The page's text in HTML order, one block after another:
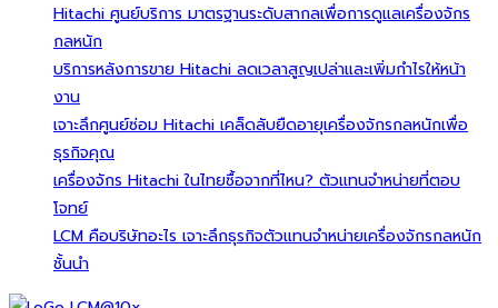
Hitachi ศูนย์บริการ มาตรฐานระดับสากลเพื่อการดูแลเครื่องจักร
กลหนัก
บริการหลังการขาย Hitachi ลดเวลาสูญเปล่าและเพิ่มกำไรให้หน้า
งาน
เจาะลึกศูนย์ซ่อม Hitachi เคล็ดลับยืดอายุเครื่องจักรกลหนักเพื่อ
ธุรกิจคุณ
เครื่องจักร Hitachi ในไทยซื้อจากที่ไหน? ตัวแทนจำหน่ายที่ตอบ
โจทย์
LCM คือบริษัทอะไร เจาะลึกธุรกิจตัวแทนจำหน่ายเครื่องจักรกลหนัก
ชั้นนำ